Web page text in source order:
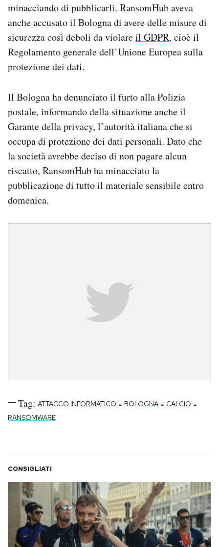
minacciando di pubblicarli. RansomHub aveva
anche accusato il Bologna di avere delle misure di
sicurezza così deboli da violareil GDPR, cioè il
Regolamento generale dell’Unione Europea sulla
protezione dei dati.
Il Bologna ha denunciato il furto alla Polizia
postale, informando della situazione anche il
Garante della privacy, l’autorità italiana che si
occupa di protezione dei dati personali. Dato che
la società avrebbe deciso di non pagare alcun
riscatto, RansomHub ha minacciato la
pubblicazione di tutto il materiale sensibile entro
domenica.
Tag: ATTACCO INFORMATICO - BOLOGNA - CALCIO -
RANSOMWARE
CONSIGLIATI